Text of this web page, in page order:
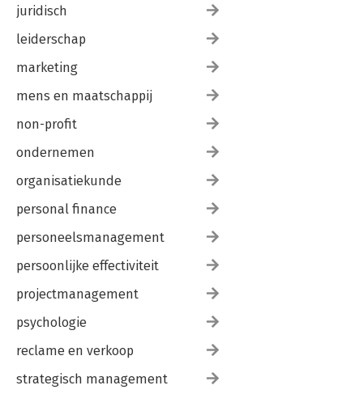
juridisch
leiderschap
marketing
mens en maatschappij
non-profit
ondernemen
organisatiekunde
personal finance
personeelsmanagement
persoonlijke effectiviteit
projectmanagement
psychologie
reclame en verkoop
strategisch management